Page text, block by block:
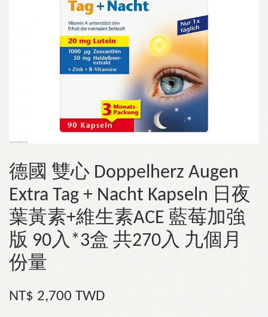
德國 雙心 Doppelherz Augen
Extra Tag + Nacht Kapseln 日夜
葉黃素+維生素ACE 藍莓加強
版 90入*3盒 共270入 九個月
份量
NT$ 2,700 TWD